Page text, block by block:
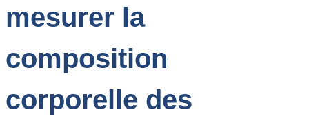
mesurer la
composition
corporelle des